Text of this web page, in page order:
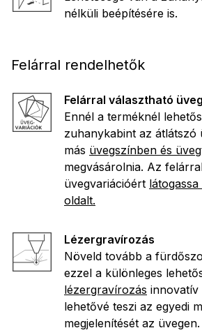
nélküli beépítésére is.
Felárral rendelhetők
Felárral választható
Ennél a terméknél
zuhanykabint az átlátszó
más üvegszínben és
megvásárolnia. Az
üvegvariációért
oldalt.
Lézergravírozás
Növeld tovább a
ezzel a különleges
lézergravírozás innovatív
lehetővé teszi az egyedi
megjelenítését az üvegen.